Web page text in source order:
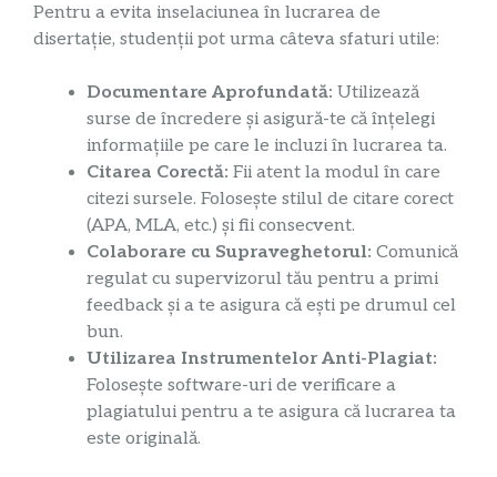
Pentru a evita inselaciunea în lucrarea de
disertație, studenții pot urma câteva sfaturi utile:
Documentare Aprofundată: Utilizează
surse de încredere și asigură-te că înțelegi
informațiile pe care le incluzi în lucrarea ta.
Citarea Corectă: Fii atent la modul în care
citezi sursele. Folosește stilul de citare corect
(APA, MLA, etc.) și fii consecvent.
Colaborare cu Supraveghetorul: Comunică
regulat cu supervizorul tău pentru a primi
feedback și a te asigura că ești pe drumul cel
bun.
Utilizarea Instrumentelor Anti-Plagiat:
Folosește software-uri de verificare a
plagiatului pentru a te asigura că lucrarea ta
este originală.